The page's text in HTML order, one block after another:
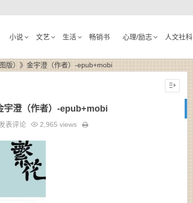
小说 文艺 生活 畅销书 心理/励志 人文社科
版）》金宇澄（作者）-epub+mobi
宇澄（作者）-epub+mobi
发表评论 2,965 views